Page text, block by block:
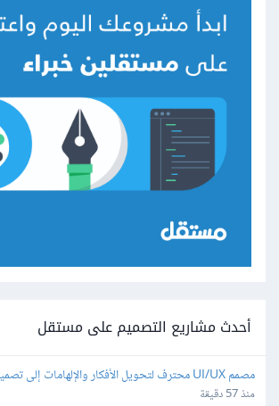
أحدث مشاريع التصميم على مستقل
مصمم UI/UX محترف لتحويل الأفكار والإلهامات إلى تصميم موقع متكامل
منذ 57 دقيقة